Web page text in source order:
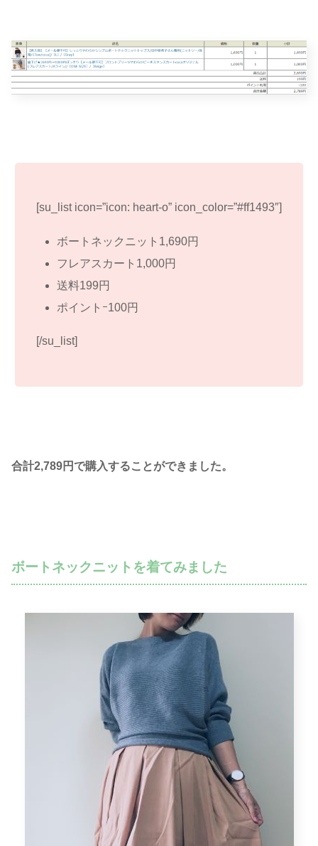
[su_list icon=”icon: heart-o” icon_color=”#ff1493″]
ボートネックニット1,690円
フレアスカート1,000円
送料199円
ポイントｰ100円
[/su_list]
合計2,789円で購入することができました。
ボートネックニットを着てみました